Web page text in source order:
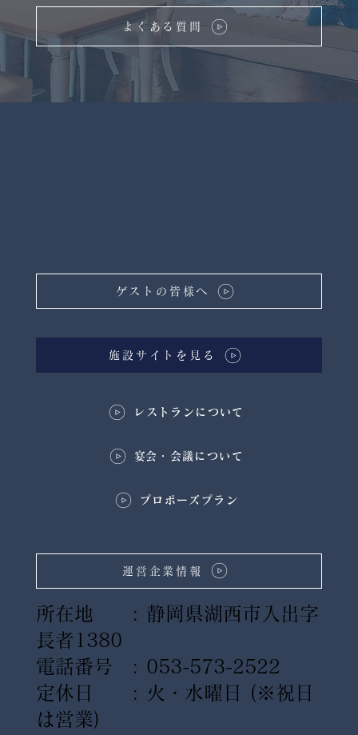
所在地 : 静岡県湖西市入出字
長者1380
電話番号 : 053-573-2522
定休日 : 火・水曜日
(※祝日
は営業)
施設サイトを見る
ゲストの皆様へ
運営企業情報
​宴会・会議について
プロポーズプラン
レストランについて
よくある質問